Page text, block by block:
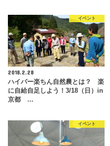
イベント
2018.2.28
ハイパー楽ちん自然農とは？ 楽
に自給自足しよう！3/18（日）in
京都 …
イベント